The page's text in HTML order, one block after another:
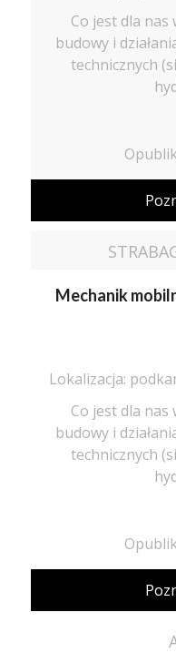
Co jest dla nas
budowy i
technicznych
Mechanik
Lokalizacja:
Co jest dla nas
budowy i
technicznych